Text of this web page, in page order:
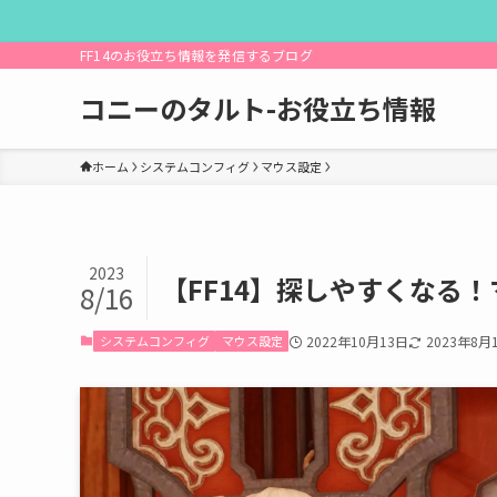
FF14のお役立ち情報を発信するブログ
コニーのタルト-お役立ち情報
ホーム システムコンフィグ マウス設定
【FF14】探しやすくなる
2023
8/16
システムコンフィグ マウス設定 2022年10月13日 2023年8月